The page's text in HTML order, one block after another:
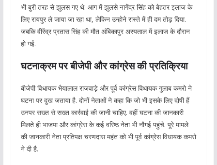
भी बुरी तरह से झुलस गए थे. आग में झुलसे नागेंद्र सिंह को बेहतर इलाज के
लिए रायपुर ले जाया जा रहा था, लेकिन उन्होने रास्ते में ही दम तोड़ दिया.
जबकि वीरेंद्र प्रतास सिंह की मौत अंबिकापुर अस्पताल में इलाज के दौरान
हो गई.
घटनाक्रम पर बीजेपी और कांग्रेस की प्रतिक्रिया
बीजेपी विधायक भैयालाल राजवाड़े और पूर्व कांग्रेस विधायक गुलाब कमरो ने
घटना पर दुख जताया है. दोनों नेताओं ने कहा कि जो भी इसके लिए दोषी हैं
उनपर सख्त से सख्त कार्रवाई की जानी चाहिए. वहीं घटना की जानकारी
मिलते ही भाजपा और कांग्रेस के कई वरिष्ठ नेता भी नौगई पहुंचे. पूरे मामले
की जानकारी नेता प्रतिपक्ष चरणदास महंत को भी पूर्व कांग्रेस विधायक कमरो
ने दी है.